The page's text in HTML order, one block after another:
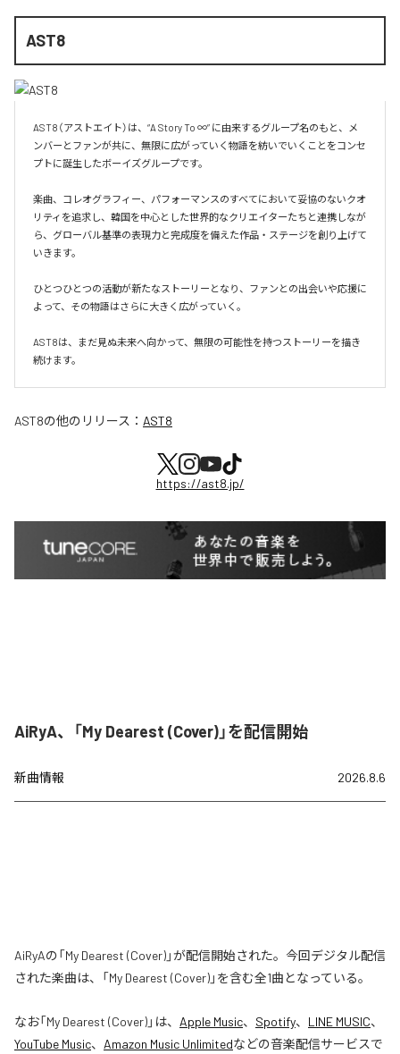
AST8
AST8（アストエイト）は、“A Story To ∞” に由来するグループ名のもと、メ
ンバーとファンが共に、無限に広がっていく物語を紡いでいくことをコンセ
プトに誕生したボーイズグループです。
楽曲、コレオグラフィー、パフォーマンスのすべてにおいて妥協のないクオ
リティを追求し、韓国を中心とした世界的なクリエイターたちと連携しなが
ら、グローバル基準の表現力と完成度を備えた作品・ステージを創り上げて
いきます。
ひとつひとつの活動が新たなストーリーとなり、ファンとの出会いや応援に
よって、その物語はさらに大きく広がっていく。
AST8は、まだ見ぬ未来へ向かって、無限の可能性を持つストーリーを描き
続けます。
AST8の他のリリース： AST8
https://ast8.jp/
AiRyA、「My Dearest (Cover)」を配信開始
新曲情報 2026.8.6
AiRyAの「My Dearest (Cover)」が配信開始された。今回デジタル配信
された楽曲は、「My Dearest (Cover)」を含む全1曲となっている。
なお「My Dearest (Cover)」は、 Apple Music、 Spotify、 LINE MUSIC、
YouTube Music、 Amazon Music Unlimitedなどの音楽配信サービスで